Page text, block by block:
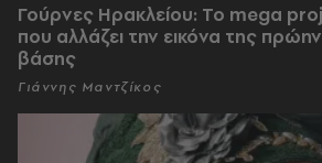
Γούρνες Ηρακλείου: To mega
που αλλάζει την εικόνα της
βάσης
Γιάννης Μαντζίκος